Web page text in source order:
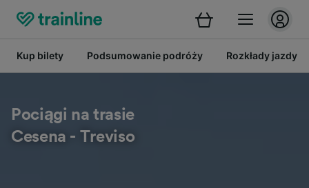
Kup bilety Podsumowanie podróży Rozkłady jazdy
Pociągi na trasie
Cesena - Treviso